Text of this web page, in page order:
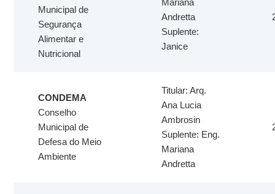
Municipal de
Segurança
Alimentar e
Nutricional
Mariana
Andretta
Suplente:
Janice
CONDEMA
Conselho
Municipal de
Defesa do Meio
Ambiente
Titular: Arq.
Ana Lucia
Ambrosin
Suplente: Eng.
Mariana
Andretta